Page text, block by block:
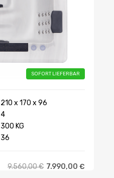
SOFORT LIEFERBAR
210 x 170 x 96
4
300 KG
36
9.560,00€ 7.990,00 €